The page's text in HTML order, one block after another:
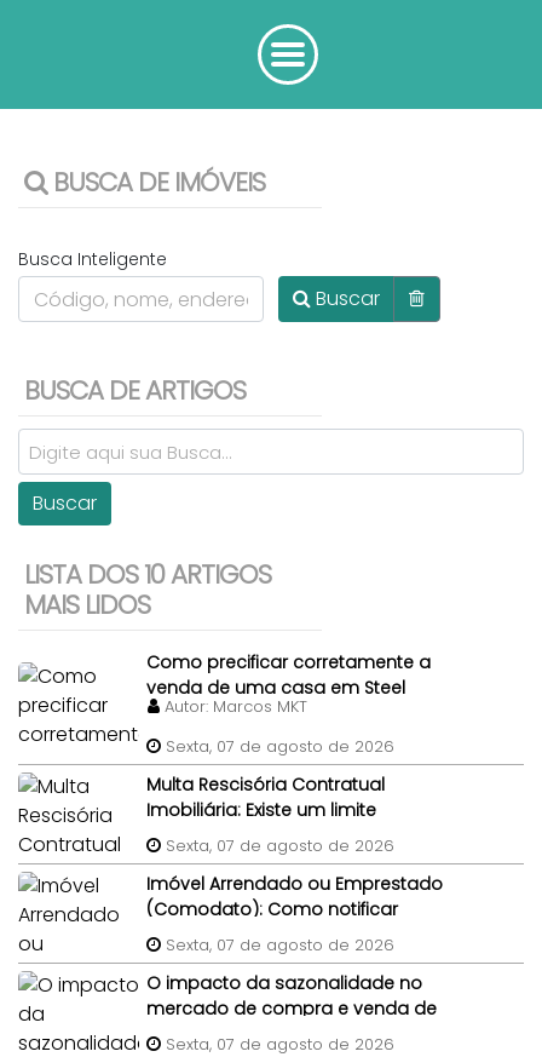
BUSCA DE IMÓVEIS
Busca Inteligente
Buscar
BUSCA DE ARTIGOS
LISTA DOS 10 ARTIGOS
MAIS LIDOS
Como precificar corretamente a
venda de uma casa em Steel
Frame?
Autor: Marcos MKT
Sexta, 07 de agosto de 2026
Multa Rescisória Contratual
Imobiliária: Existe um limite
percentual máximo para a multa
de quebra de contrato de
compra e venda do imóvel?
Sexta, 07 de agosto de 2026
Imóvel Arrendado ou Emprestado
(Comodato): Como notificar
legalmente um morador gratuito
para desocupar antes da venda?
Sexta, 07 de agosto de 2026
O impacto da sazonalidade no
mercado de compra e venda de
imóveis: um panorama completo
Sexta, 07 de agosto de 2026